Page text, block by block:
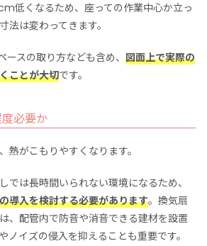
低くなるため、座っての作業中心か立っ
法は変わってきます。
ースの取り方なども含め、 図面上で実際の
ことが大切です。
必要か
熱がこもりやすくなります。
では長時間いられない環境になるため、
導入を検討する必要があります。換気扇
、配管内で防音や消音できる建材を設置
ノイズの侵入を抑えることも重要です。